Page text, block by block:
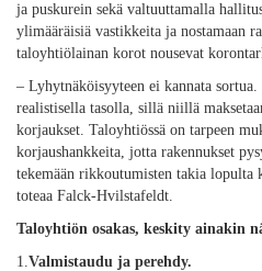
ja puskurein sekä valtuuttamalla
ylimääräisiä vastikkeita ja nostamaan
taloyhtiölainan korot nousevat
– Lyhytnäköisyyteen ei kannata
realistisella tasolla, sillä niillä
korjaukset. Taloyhtiössä on tarpeen
korjaushankkeita, jotta rakennukset
tekemään rikkoutumisten takia
toteaa Falck-Hvilstafeldt.
Taloyhtiön osakas, keskity ainakin
1.Valmistaudu ja perehdy.